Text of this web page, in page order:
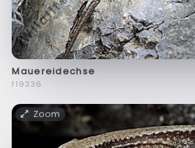
Mauereidechse
f19336
Zoom